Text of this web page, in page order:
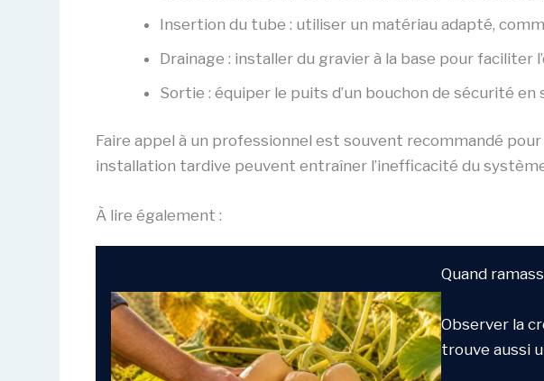
Insertion du tube : utiliser un matériau adapté,
Drainage : installer du gravier à la base pour faciliter
Sortie : équiper le puits d’un bouchon de sécurité
Faire appel à un professionnel est souvent recommandé
installation tardive peuvent entraîner l’inefficacité du
À lire également :
Quand
Observer la
trouve aussi